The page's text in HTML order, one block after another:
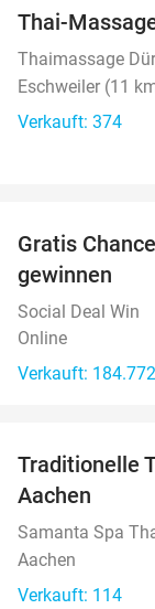
Thai-
Thaimassage
Eschweiler (11
Verkauft: 374
Gratis
gewinnen
Social Deal Win
Online
Verkauft: 184.772
Traditionelle
Aachen
Samanta Spa
Aachen
Verkauft: 114